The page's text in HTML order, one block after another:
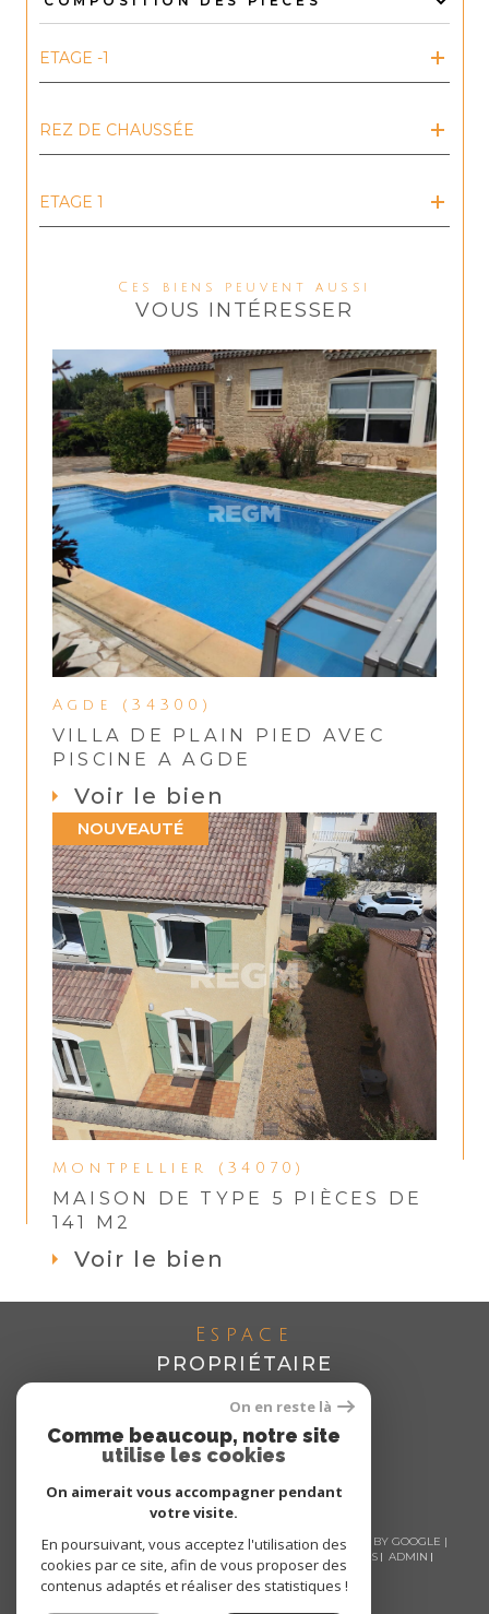
ETAGE -1
REZ DE CHAUSSÉE
ETAGE 1
Ces biens peuvent aussi
VOUS INTÉRESSER
Agde (34300)
VILLA DE PLAIN PIED AVEC
PISCINE A AGDE
Voir le bien
NOUVEAUTÉ
Montpellier (34070)
MAISON DE TYPE 5 PIÈCES DE
141 M2
Voir le bien
Espace
PROPRIÉTAIRE
Se connecter
© 2026 | TOUS DROITS RÉSERVÉS | TRADUCTION POWERED BY GOOGLE |
NOS HONORAIRES
PLAN DU SITE MENTIONS LÉGALES
ADMIN
NOS LIENS
POLITIQUE RGPD COOKIES
On en reste là
Comme beaucoup, notre site
utilise les cookies
On aimerait vous accompagner pendant
votre visite.
En poursuivant, vous acceptez l'utilisation des
cookies par ce site, afin de vous proposer des
contenus adaptés et réaliser des statistiques !